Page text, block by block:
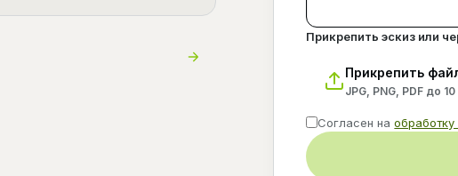
Прикрепить эскиз или
Прикрепить
JPG, PNG, PDF до
Согласен на